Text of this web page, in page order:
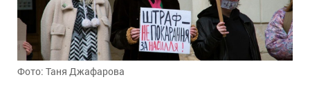
Фото: Таня Джафарова